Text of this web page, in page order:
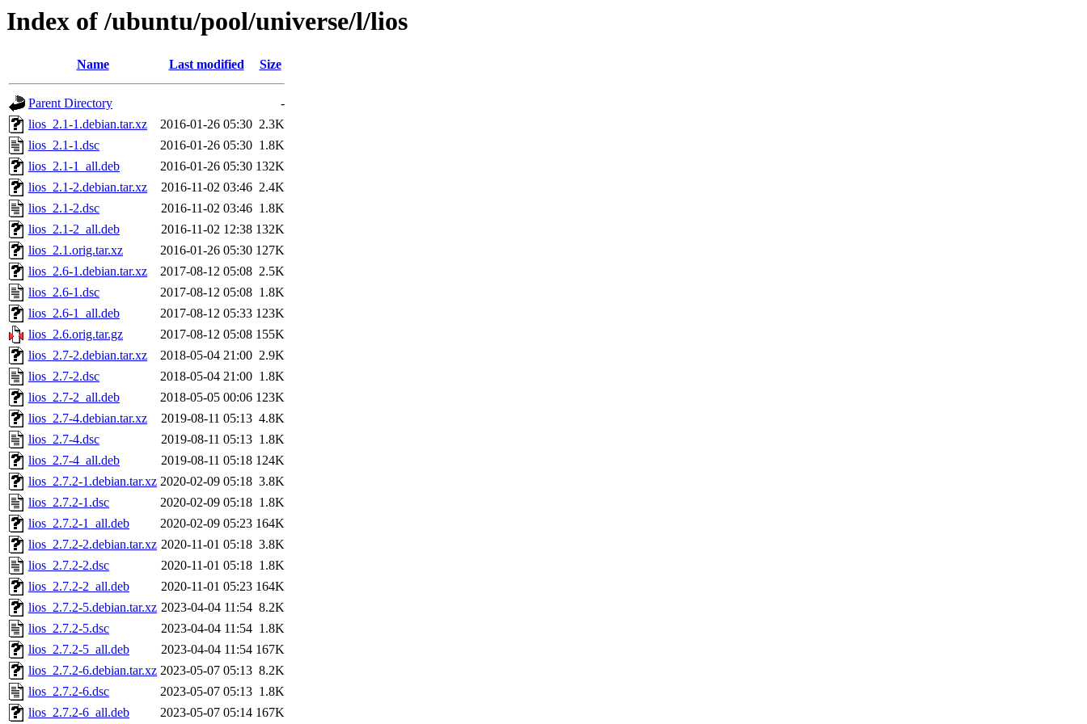
Index of /ubuntu/pool/universe/l/lios
Name Last modified Size
Parent Directory
-
lios_2.1-1.debian.tar.xz
2016-01-26 05:30 2.3K
lios_2.1-1.dsc
2016-01-26 05:30 1.8K
lios_2.1-1_all.deb
2016-01-26 05:30 132K
lios_2.1-2.debian.tar.xz
2016-11-02 03:46 2.4K
lios_2.1-2.dsc
2016-11-02 03:46 1.8K
lios_2.1-2_all.deb
2016-11-02 12:38 132K
lios_2.1.orig.tar.xz
2016-01-26 05:30 127K
lios_2.6-1.debian.tar.xz
2017-08-12 05:08 2.5K
lios_2.6-1.dsc
2017-08-12 05:08 1.8K
lios_2.6-1_all.deb
2017-08-12 05:33 123K
lios_2.6.orig.tar.gz
2017-08-12 05:08 155K
lios_2.7-2.debian.tar.xz
2018-05-04 21:00 2.9K
lios_2.7-2.dsc
2018-05-04 21:00 1.8K
lios_2.7-2_all.deb
2018-05-05 00:06 123K
lios_2.7-4.debian.tar.xz
2019-08-11 05:13 4.8K
lios_2.7-4.dsc
2019-08-11 05:13 1.8K
lios_2.7-4_all.deb
2019-08-11 05:18 124K
lios_2.7.2-1.debian.tar.xz 2020-02-09 05:18 3.8K
lios_2.7.2-1.dsc
2020-02-09 05:18 1.8K
lios_2.7.2-1_all.deb
2020-02-09 05:23 164K
lios_2.7.2-2.debian.tar.xz 2020-11-01 05:18 3.8K
lios_2.7.2-2.dsc
2020-11-01 05:18 1.8K
lios_2.7.2-2_all.deb
2020-11-01 05:23 164K
lios_2.7.2-5.debian.tar.xz 2023-04-04 11:54 8.2K
lios_2.7.2-5.dsc
2023-04-04 11:54 1.8K
lios_2.7.2-5_all.deb
2023-04-04 11:54 167K
lios_2.7.2-6.debian.tar.xz 2023-05-07 05:13 8.2K
lios_2.7.2-6.dsc
2023-05-07 05:13 1.8K
lios_2.7.2-6_all.deb
2023-05-07 05:14 167K